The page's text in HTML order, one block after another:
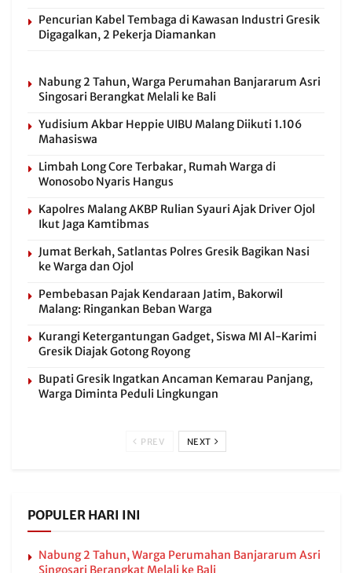
Pencurian Kabel Tembaga di Kawasan Industri Gresik
Digagalkan, 2 Pekerja Diamankan
Nabung 2 Tahun, Warga Perumahan Banjararum Asri
Singosari Berangkat Melali ke Bali
Yudisium Akbar Heppie UIBU Malang Diikuti 1.106
Mahasiswa
Limbah Long Core Terbakar, Rumah Warga di
Wonosobo Nyaris Hangus
Kapolres Malang AKBP Rulian Syauri Ajak Driver Ojol
Ikut Jaga Kamtibmas
Jumat Berkah, Satlantas Polres Gresik Bagikan Nasi
ke Warga dan Ojol
Pembebasan Pajak Kendaraan Jatim, Bakorwil
Malang: Ringankan Beban Warga
Kurangi Ketergantungan Gadget, Siswa MI Al-Karimi
Gresik Diajak Gotong Royong
Bupati Gresik Ingatkan Ancaman Kemarau Panjang,
Warga Diminta Peduli Lingkungan
PREV NEXT
POPULER HARI INI
Nabung 2 Tahun, Warga Perumahan Banjararum Asri
Singosari Berangkat Melali ke Bali